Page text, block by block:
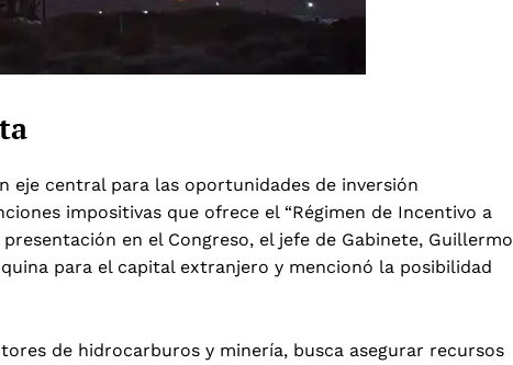
eje central para las oportunidades de inversión
impositivas que ofrece el “Régimen de Incentivo a
en el Congreso, el jefe de Gabinete, Guillermo
para el capital extranjero y mencionó la posibilidad
de hidrocarburos y minería, busca asegurar recursos